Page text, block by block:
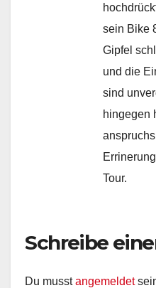
sein Bike
Gipfel
und die
sind
hingegen
Tour.
Schreibe
Du musstangemeldet